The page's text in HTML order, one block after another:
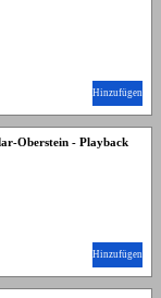
Hinzufügen
Oberstein - Playback
Hinzufügen